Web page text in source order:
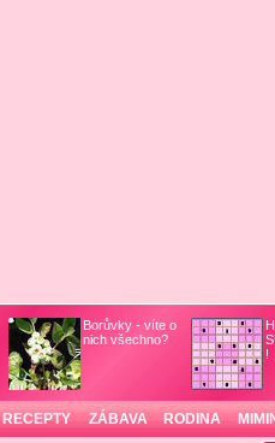
Borůvky - víte o
nich všechno?
!
RECEPTY ZÁBAVA RODINA